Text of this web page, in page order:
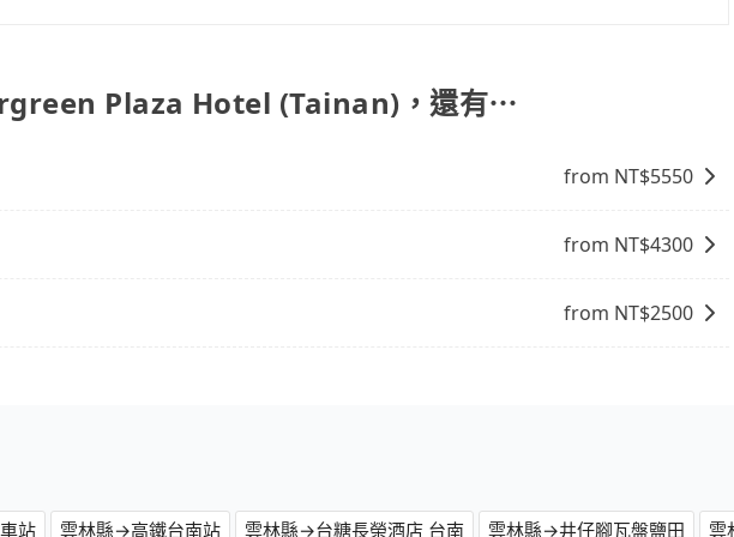
架而發生超賣的現象，便有可能到了現場卻沒房可住的窘境，所以在預定時要不
然就是還要再人工電話與飯店確認。預訂民宿方面，如不怕麻煩，有些時候直接
或者國際Airbnb都值得推薦。
點時，可以積極尋找當地導遊或者向當地居民請教，了解更多的深度資訊和內
的故事和經驗，豐富自己的旅程。
Plaza Hotel (Tainan)，還有⋯
from NT$5550
from NT$4300
from NT$2500
站 雲林縣→高鐵台南站 雲林縣→台糖長榮酒店 台南 雲林縣→井仔腳瓦盤鹽田 雲